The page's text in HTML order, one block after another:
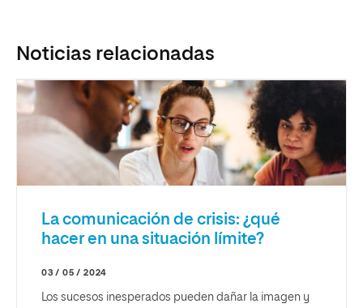
Noticias relacionadas
La comunicación de crisis: ¿qué
hacer en una situación límite?
03 / 05 / 2024
Los sucesos inesperados pueden dañar la imagen y